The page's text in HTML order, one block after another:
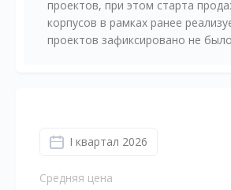
проектов, при этом старта
корпусов в рамках ранее
проектов зафиксировано не
I квартал 2026
Средняя цена